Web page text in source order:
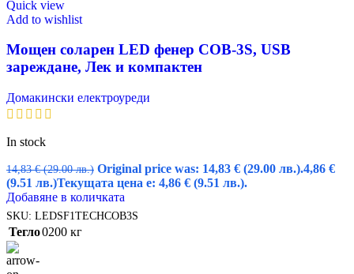
Quick view
Add to wishlist
Мощен соларен LED фенер COB-3S, USB
зареждане, Лек и компактен
Домакински електроуреди
In stock
14,83€ (29.00 лв.) Original price was: 14,83 € (29.00 лв.).4,86 €
(9.51 лв.)Текущата цена е: 4,86 € (9.51 лв.).
Добавяне в количката
SKU: LEDSF1TECHCOB3S
Тегло0200 кг